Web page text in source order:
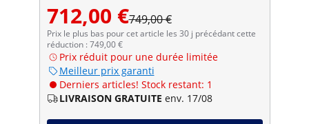
712,00 €749,00 €
Prix le plus bas pour cet article les 30 j précédant cette
réduction : 749,00 €
Prix réduit pour une durée limitée
Meilleur prix garanti
Derniers articles! Stock restant: 1
LIVRAISON GRATUITE env. 17/08